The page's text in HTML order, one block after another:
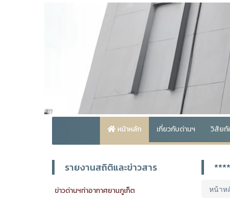
หน้าหลัก เกี่ยวกับด่านฯ วิสัย
รายงานสถิติและข่าวสาร
ข่าวด่านฯท่าอากาศยานภูเก็ต หน้าห